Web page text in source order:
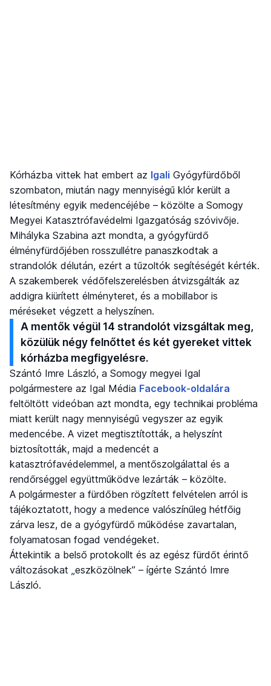
Kórházba vittek hat embert az Igali Gyógyfürdőből
szombaton, miután nagy mennyiségű klór került a
létesítmény egyik medencéjébe – közölte a Somogy
Megyei Katasztrófavédelmi Igazgatóság szóvivője.
Mihályka Szabina azt mondta, a gyógyfürdő
élményfürdőjében rosszullétre panaszkodtak a
strandolók délután, ezért a tűzoltók segítéségét kérték.
A szakemberek védőfelszerelésben átvizsgálták az
addigra kiürített élményteret, és a mobillabor is
méréseket végzett a helyszínen.
A mentők végül 14 strandolót vizsgáltak meg,
közülük négy felnőttet és két gyereket vittek
kórházba megfigyelésre.
Szántó Imre László, a Somogy megyei Igal
polgármestere az Igal Média Facebook-oldalára
feltöltött videóban azt mondta, egy technikai probléma
miatt került nagy mennyiségű vegyszer az egyik
medencébe. A vizet megtisztították, a helyszínt
biztosították, majd a medencét a
katasztrófavédelemmel, a mentőszolgálattal és a
rendőrséggel együttműködve lezárták – közölte.
A polgármester a fürdőben rögzített felvételen arról is
tájékoztatott, hogy a medence valószínűleg hétfőig
zárva lesz, de a gyógyfürdő működése zavartalan,
folyamatosan fogad vendégeket.
Áttekintik a belső protokollt és az egész fürdőt érintő
változásokat „eszközölnek” – ígérte Szántó Imre
László.